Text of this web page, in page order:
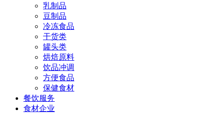
乳制品
豆制品
冷冻食品
干货类
罐头类
烘焙原料
饮品冲调
方便食品
保健食材
餐饮服务
食材企业